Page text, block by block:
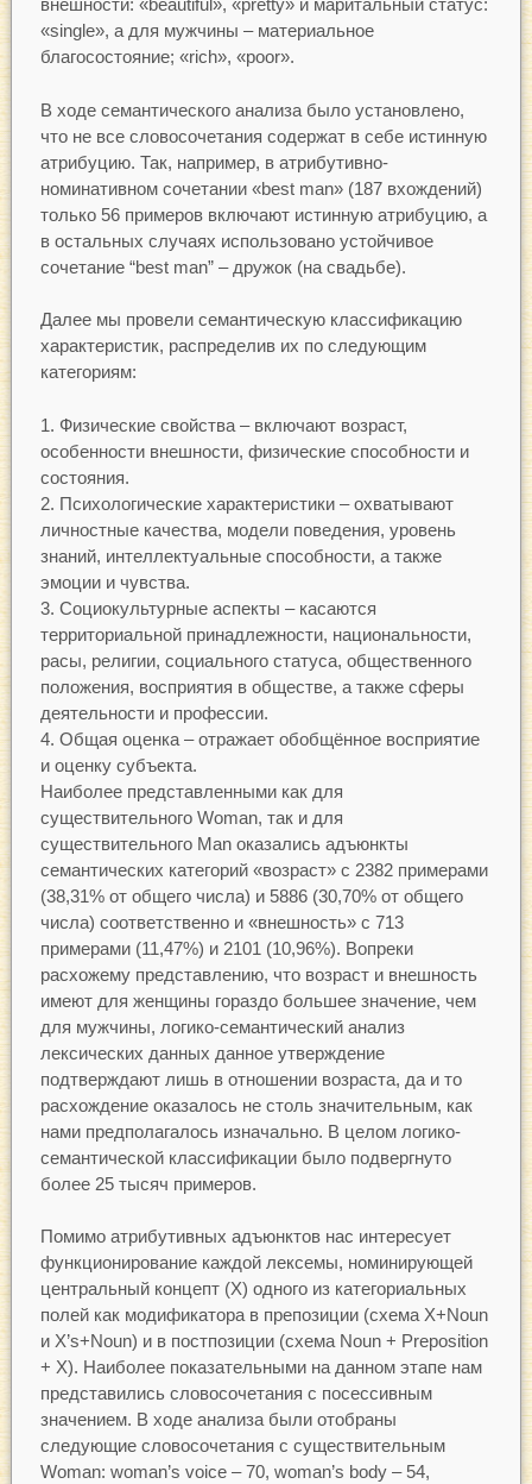
внешности: «beautiful», «pretty» и маритальный статус:
«single», а для мужчины – материальное
благосостояние; «rich», «poor».
В ходе семантического анализа было установлено,
что не все словосочетания содержат в себе истинную
атрибуцию. Так, например, в атрибутивно-
номинативном сочетании «best man» (187 вхождений)
только 56 примеров включают истинную атрибуцию, а
в остальных случаях использовано устойчивое
сочетание “best man” – дружок (на свадьбе).
Далее мы провели семантическую классификацию
характеристик, распределив их по следующим
категориям:
Физические свойства – включают возраст,
особенности внешности, физические способности и
состояния.
Психологические характеристики – охватывают
личностные качества, модели поведения, уровень
знаний, интеллектуальные способности, а также
эмоции и чувства.
Социокультурные аспекты – касаются
территориальной принадлежности, национальности,
расы, религии, социального статуса, общественного
положения, восприятия в обществе, а также сферы
деятельности и профессии.
Общая оценка – отражает обобщённое восприятие
и оценку субъекта.
Наиболее представленными как для
существительного Woman, так и для
существительного Man оказались адъюнкты
семантических категорий «возраст» с 2382 примерами
(38,31% от общего числа) и 5886 (30,70% от общего
числа) соответственно и «внешность» с 713
примерами (11,47%) и 2101 (10,96%). Вопреки
расхожему представлению, что возраст и внешность
имеют для женщины гораздо большее значение, чем
для мужчины, логико-семантический анализ
лексических данных данное утверждение
подтверждают лишь в отношении возраста, да и то
расхождение оказалось не столь значительным, как
нами предполагалось изначально. В целом логико-
семантической классификации было подвергнуто
более 25 тысяч примеров.
Помимо атрибутивных адъюнктов нас интересует
функционирование каждой лексемы, номинирующей
центральный концепт (X) одного из категориальных
полей как модификатора в препозиции (схема X+Noun
и X’s+Noun) и в постпозиции (схема Noun + Preposition
+ X). Наиболее показательными на данном этапе нам
представились словосочетания с посессивным
значением. В ходе анализа были отобраны
следующие словосочетания с существительным
Woman: woman’s voice – 70, woman’s body – 54,